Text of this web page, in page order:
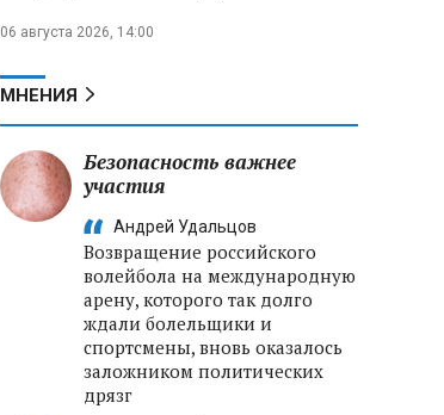
06 августа 2026, 14:00
МНЕНИЯ
Безопасность важнее
участия
Андрей Удальцов
Возвращение российского
волейбола на международную
арену, которого так долго
ждали болельщики и
спортсмены, вновь оказалось
заложником политических
дрязг